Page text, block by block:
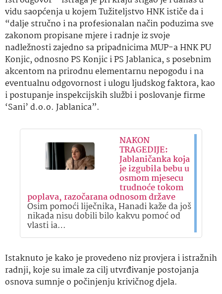
vidu saopćenja u kojem Tužiteljstvo HNK ističe da i
“dalje stručno i na profesionalan način poduzima sve
zakonom propisane mjere i radnje iz svoje
nadležnosti zajedno sa pripadnicima MUP-a HNK PU
Konjic, odnosno PS Konjic i PS Jablanica, s posebnim
akcentom na prirodnu elementarnu nepogodu i na
eventualnu odgovornost i ulogu ljudskog faktora, kao
i postupanje inspekcijskih službi i poslovanje firme
‘Sani’ d.o.o. Jablanica”.
NAKON
TRAGEDIJE:
Jablaničanka koja
je izgubila bebu u
osmom mjesecu
trudnoće tokom
poplava, razočarana odnosom države
Osim pomoći liječnika, Hanadi kaže da još
nikada nisu dobili bilo kakvu pomoć od
vlasti ia…
Istaknuto je kako je provedeno niz provjera i istražnih
radnji, koje su imale za cilj utvrđivanje postojanja
osnova sumnje o počinjenju krivičnog djela.